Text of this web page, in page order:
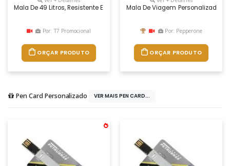
Mala De 49 Litros, Resistente E Funcional! Produzida Em Plástico Abs,
Por: T7 Promocional
ORÇAR PRODUTO
Mala De Viagem Personalizada
Por: Pepperone
ORÇAR PRODUTO
Pen Card Personalizado VER MAIS PEN CARD...